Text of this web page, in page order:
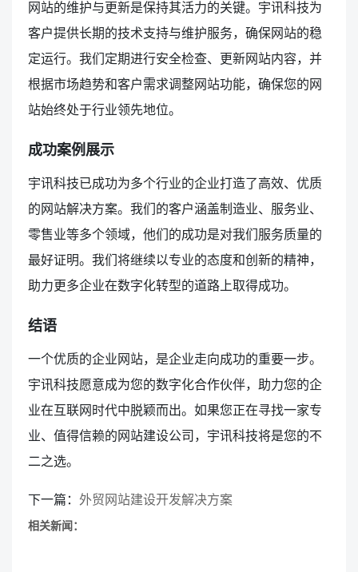
网站的维护与更新是保持其活力的关键。宇讯科技为
客户提供长期的技术支持与维护服务，确保网站的稳
定运行。我们定期进行安全检查、更新网站内容，并
根据市场趋势和客户需求调整网站功能，确保您的网
站始终处于行业领先地位。
成功案例展示
宇讯科技已成功为多个行业的企业打造了高效、优质
的网站解决方案。我们的客户涵盖制造业、服务业、
零售业等多个领域，他们的成功是对我们服务质量的
最好证明。我们将继续以专业的态度和创新的精神，
助力更多企业在数字化转型的道路上取得成功。
结语
一个优质的企业网站，是企业走向成功的重要一步。
宇讯科技愿意成为您的数字化合作伙伴，助力您的企
业在互联网时代中脱颖而出。如果您正在寻找一家专
业、值得信赖的网站建设公司，宇讯科技将是您的不
二之选。
下一篇： 外贸网站建设开发解决方案
相关新闻：